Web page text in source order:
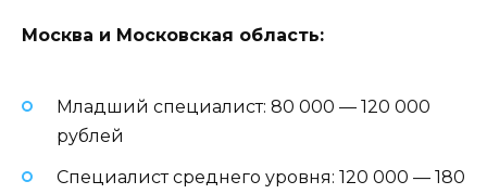
Москва и Московская область:
Младший специалист: 80 000 — 120 000
рублей
Специалист среднего уровня: 120 000 — 180